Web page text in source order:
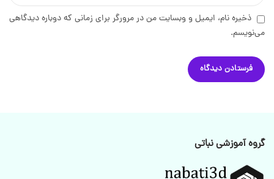
ذخیره نام، ایمیل و وبسایت من در مرورگر برای زمانی که دوباره دیدگاهی
می‌نویسم.
گروه آموزشی نباتی